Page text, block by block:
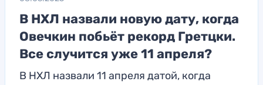
В НХЛ назвали новую дату, когда
Овечкин побьёт рекорд Гретцки.
Все случится уже 11 апреля?
В НХЛ назвали 11 апреля датой, когда